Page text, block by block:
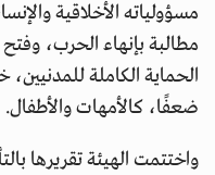
مسؤولياته الأخلاقية
مطالبة بإنهاء الحرب،
الحماية الكاملة
ضعفًا، كالأمهات والأطفال.
واختتمت الهيئة تقريرها